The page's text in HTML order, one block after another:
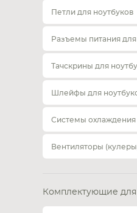
Петли для ноутбуков
Разъемы питания для
Тачскрины для
Шлейфы для
Системы охлаждения
Вентиляторы
Комплектующие для